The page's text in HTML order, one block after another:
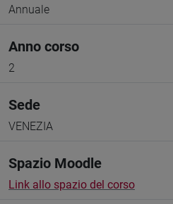
Annuale
Anno corso
2
Sede
VENEZIA
Spazio Moodle
Link allo spazio del corso